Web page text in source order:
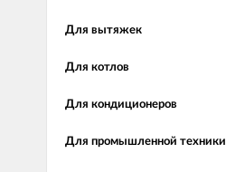
Для вытяжек
Для котлов
Для кондиционеров
Для промышленной техники